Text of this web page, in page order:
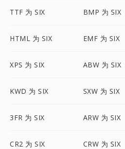
TTF 为 SIX BMP 为 SIX
HTML 为 SIX EMF 为 SIX
XPS 为 SIX ABW 为 SIX
KWD 为 SIX SXW 为 SIX
3FR 为 SIX ARW 为 SIX
CR2 为 SIX CRW 为 SIX